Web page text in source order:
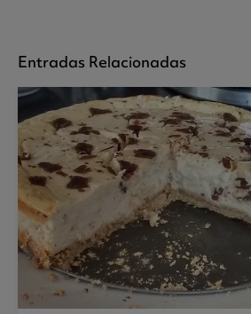
Entradas Relacionadas